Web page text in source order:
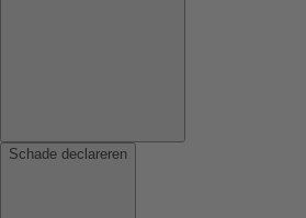
Schade declareren